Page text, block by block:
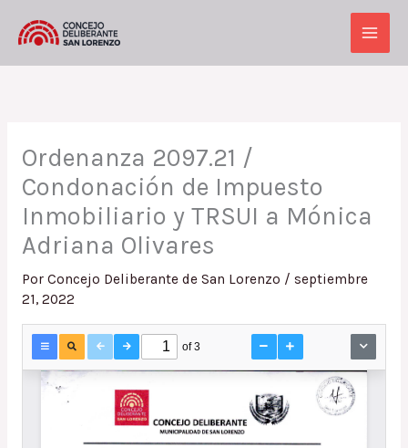
Main
Ordenanza 2097.21 /
Condonación de Impuesto
Inmobiliario y TRSUI a Mónica
Adriana Olivares
Por Concejo Deliberante de San Lorenzo / septiembre
21, 2022